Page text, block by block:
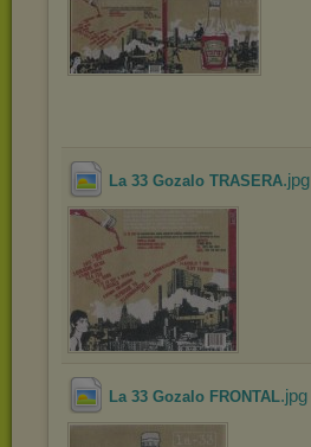
La 33 Gozalo TRASERA.jpg
La 33 Gozalo FRONTAL.jpg